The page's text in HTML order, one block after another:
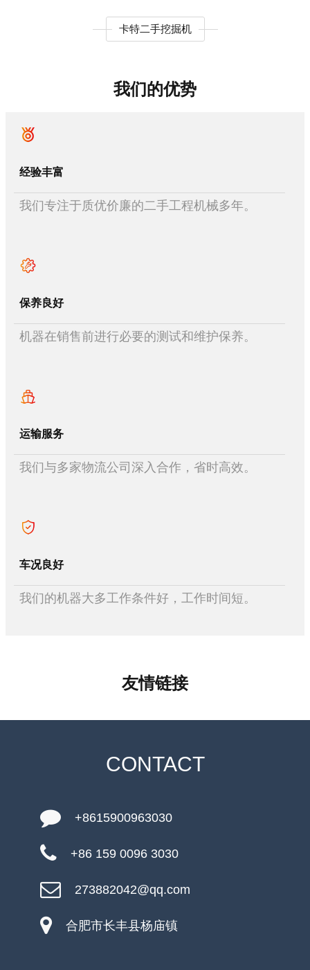
卡特二手挖掘机
我们的优势
经验丰富
我们专注于质优价廉的二手工程机械多年。
保养良好
机器在销售前进行必要的测试和维护保养。
运输服务
我们与多家物流公司深入合作，省时高效。
车况良好
我们的机器大多工作条件好，工作时间短。
友情链接
CONTACT
+8615900963030
+86 159 0096 3030
273882042@qq.com
合肥市长丰县杨庙镇